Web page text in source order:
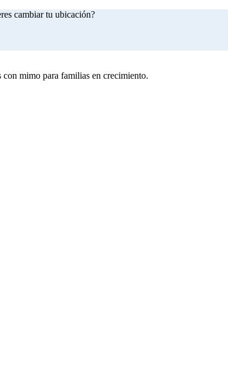
cambiar tu ubicación?
mimo para familias en crecimiento.